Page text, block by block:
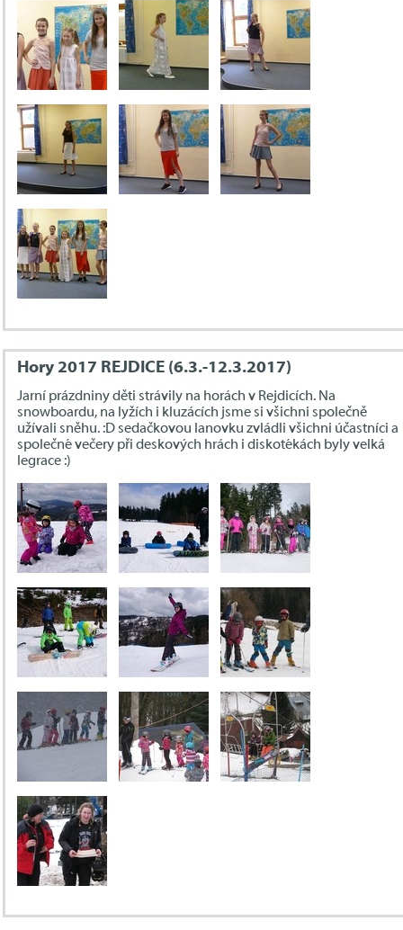
Hory 2017 REJDICE (6.3.-12.3.2017)
Jarní prázdniny děti strávily na horách v Rejdicích. Na
snowboardu, na lyžích i kluzácích jsme si všichni společně
užívali sněhu. :D sedačkovou lanovku zvládli všichni účastníci a
společné večery při deskových hrách i diskotékách byly velká
legrace :)